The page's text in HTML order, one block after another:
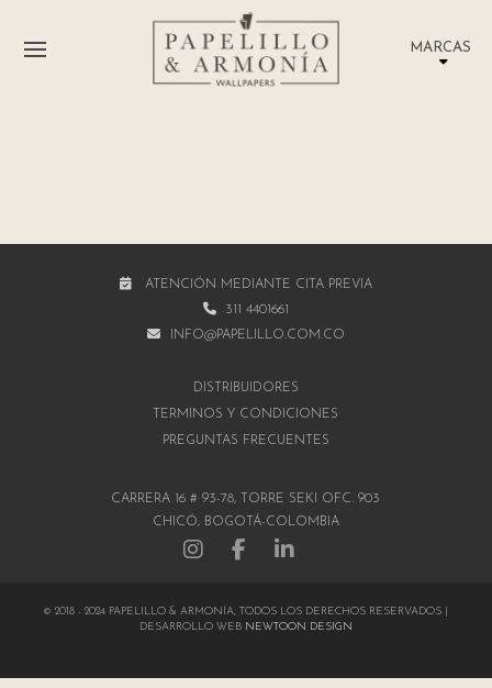
MARCAS
ATENCIÓN MEDIANTE CITA PREVIA
311 4401661
INFO@PAPELILLO.COM.CO
DISTRIBUIDORES
TÉRMINOS Y CONDICIONES
PREGUNTAS FRECUENTES
CARRERA 16 # 93-78, TORRE SEKI OFC. 903
CHICÓ, BOGOTÁ-COLOMBIA
© 2018 - 2024 PAPELILLO & ARMONÍA, TODOS LOS DERECHOS RESERVADOS |
DESARROLLO WEB NEWTOON DESIGN